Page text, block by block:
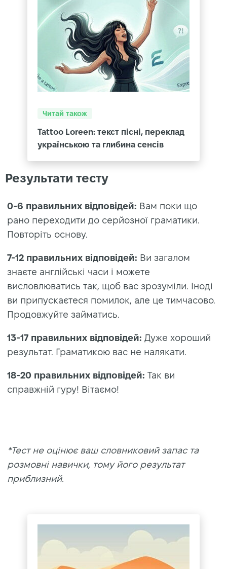
Читай також
Tattoo Loreen: текст пісні, переклад
українською та глибина сенсів
Результати тесту
0-6 правильних відповідей: Вам поки що
рано переходити до серйозної граматики.
Повторіть основу.
7-12 правильних відповідей: Ви загалом
знаєте англійські часи і можете
висловлюватись так, щоб вас зрозуміли. Іноді
ви припускаєтеся помилок, але це тимчасово.
Продовжуйте займатись.
13-17 правильних відповідей: Дуже хороший
результат. Граматикою вас не налякати.
18-20 правильних відповідей: Так ви
справжній гуру! Вітаємо!
*Тест не оцінює ваш словниковий запас та
розмовні навички, тому його результат
приблизний.